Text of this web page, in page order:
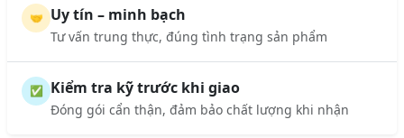
🤝 Uy tín – minh bạch
Tư vấn trung thực, đúng tình trạng sản phẩm
✅ Kiểm tra kỹ trước khi giao
Đóng gói cẩn thận, đảm bảo chất lượng khi nhận